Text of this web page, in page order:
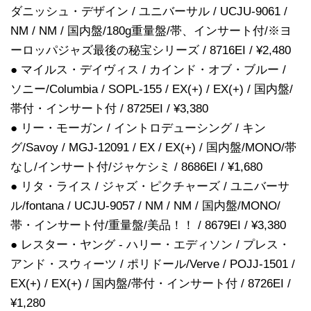
ダニッシュ・デザイン / ユニバーサル / UCJU-9061 /
NM / NM / 国内盤/180g重量盤/帯、インサート付/※ヨ
ーロッパジャズ最後の秘宝シリーズ / 8716EI / ¥2,480
● マイルス・デイヴィス / カインド・オブ・ブルー /
ソニー/Columbia / SOPL-155 / EX(+) / EX(+) / 国内盤/
帯付・インサート付 / 8725EI / ¥3,380
● リー・モーガン / イントロデューシング / キン
グ/Savoy / MGJ-12091 / EX / EX(+) / 国内盤/MONO/帯
なし/インサート付/ジャケシミ / 8686EI / ¥1,680
● リタ・ライス / ジャズ・ピクチャーズ / ユニバーサ
ル/fontana / UCJU-9057 / NM / NM / 国内盤/MONO/
帯・インサート付/重量盤/美品！！ / 8679EI / ¥3,380
● レスター・ヤング - ハリー・エディソン / プレス・
アンド・スウィーツ / ポリドール/Verve / POJJ-1501 /
EX(+) / EX(+) / 国内盤/帯付・インサート付 / 8726EI /
¥1,280